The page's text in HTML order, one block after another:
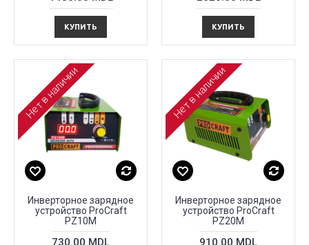
КУПИТЬ КУПИТЬ
Нет в наличии
Инверторное зарядное
устройство ProCraft
PZ10M
730.00 MDL
Нет в наличии
Инверторное зарядное
устройство ProCraft
PZ20M
910.00 MDL